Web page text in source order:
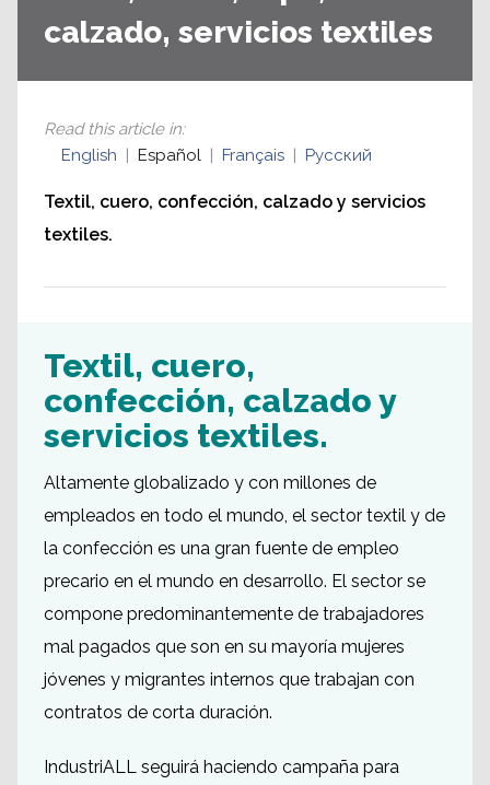
calzado, servicios textiles
Read this article in:
English
Español Français Русский
Textil, cuero, confección, calzado y servicios
textiles.
Textil, cuero,
confección, calzado y
servicios textiles.
Altamente globalizado y con millones de
empleados en todo el mundo, el sector textil y de
la confección es una gran fuente de empleo
precario en el mundo en desarrollo. El sector se
compone predominantemente de trabajadores
mal pagados que son en su mayoría mujeres
jóvenes y migrantes internos que trabajan con
contratos de corta duración.
IndustriALL seguirá haciendo campaña para